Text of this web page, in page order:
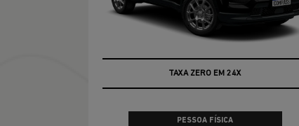
TAXA ZERO EM 24X
PESSOA FÍSICA